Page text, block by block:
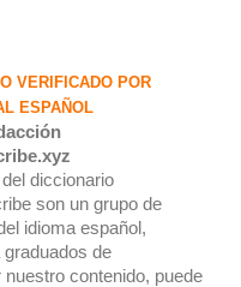
VERIFICADO POR
ESPAÑOL
diccionario
son un grupo de
idioma español,
de
contenido, puede